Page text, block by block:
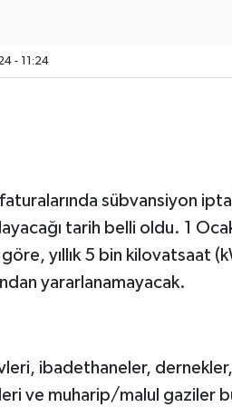
- 11:24
sübvansiyon
tarih belli oldu. 1
yıllık 5 bin kilovatsaat
yararlanamayacak.
ibadethaneler,
ve muharip/malul gaziler